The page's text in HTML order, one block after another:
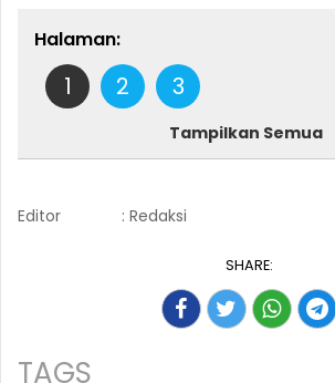
Halaman:
1 2 3
Tampilkan Semua
Editor : Redaksi
SHARE:
TAGS